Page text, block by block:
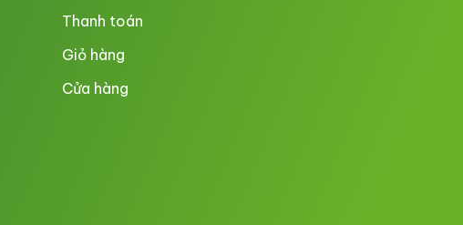
Thanh toán
Giỏ hàng
Cửa hàng